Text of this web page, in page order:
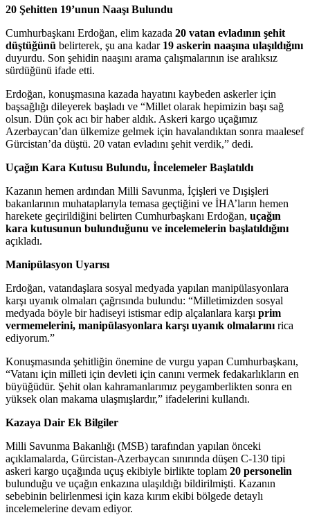
20 Şehitten 19’unun Naaşı Bulundu
Cumhurbaşkanı Erdoğan, elim kazada 20 vatan evladının şehit
düştüğünü belirterek, şu ana kadar 19 askerin naaşına ulaşıldığını
duyurdu. Son şehidin naaşını arama çalışmalarının ise aralıksız
sürdüğünü ifade etti.
Erdoğan, konuşmasına kazada hayatını kaybeden askerler için
başsağlığı dileyerek başladı ve “Millet olarak hepimizin başı sağ
olsun. Dün çok acı bir haber aldık. Askeri kargo uçağımız
Azerbaycan’dan ülkemize gelmek için havalandıktan sonra maalesef
Gürcistan’da düştü. 20 vatan evladını şehit verdik,” dedi.
Uçağın Kara Kutusu Bulundu, İncelemeler Başlatıldı
Kazanın hemen ardından Milli Savunma, İçişleri ve Dışişleri
bakanlarının muhataplarıyla temasa geçtiğini ve İHA’ların hemen
harekete geçirildiğini belirten Cumhurbaşkanı Erdoğan, uçağın
kara kutusunun bulunduğunu ve incelemelerin başlatıldığını
açıkladı.
Manipülasyon Uyarısı
Erdoğan, vatandaşlara sosyal medyada yapılan manipülasyonlara
karşı uyanık olmaları çağrısında bulundu: “Milletimizden sosyal
medyada böyle bir hadiseyi istismar edip alçalanlara karşı prim
vermemelerini, manipülasyonlara karşı uyanık olmalarını rica
ediyorum.”
Konuşmasında şehitliğin önemine de vurgu yapan Cumhurbaşkanı,
“Vatanı için milleti için devleti için canını vermek fedakarlıkların en
büyüğüdür. Şehit olan kahramanlarımız peygamberlikten sonra en
yüksek olan makama ulaşmışlardır,” ifadelerini kullandı.
Kazaya Dair Ek Bilgiler
Milli Savunma Bakanlığı (MSB) tarafından yapılan önceki
açıklamalarda, Gürcistan-Azerbaycan sınırında düşen C-130 tipi
askeri kargo uçağında uçuş ekibiyle birlikte toplam 20 personelin
bulunduğu ve uçağın enkazına ulaşıldığı bildirilmişti. Kazanın
sebebinin belirlenmesi için kaza kırım ekibi bölgede detaylı
incelemelerine devam ediyor.